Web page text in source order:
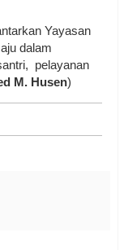
Yayasan
dalam
pelayanan
M. Husen)